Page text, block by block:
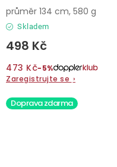
Skladem
498 Kč
473 Kč−5%
Zaregistrujte se ›
průměr 134 cm, 580 g
Doprava zdarma